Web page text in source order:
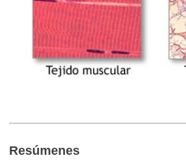
Resúmenes